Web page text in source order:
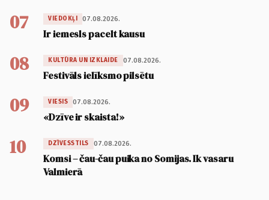
07 VIEDOKĻI 07.08.2026.
Ir iemesls pacelt kausu
08 KULTŪRA UN IZKLAIDE 07.08.2026.
Festivāls ielīksmo pilsētu
09 VIESIS 07.08.2026.
«Dzīve ir skaista!»
10 DZĪVESSTILS 07.08.2026.
Komsi – čau-čau puika no Somijas. Ik vasaru
Valmierā